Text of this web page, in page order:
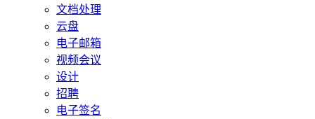
文档处理
云盘
电子邮箱
视频会议
设计
招聘
电子签名